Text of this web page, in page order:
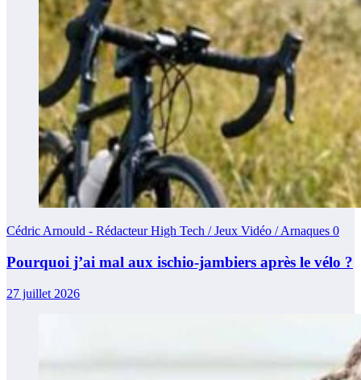
Cédric Arnould - Rédacteur High Tech / Jeux Vidéo / Arnaques 0
Pourquoi j’ai mal aux ischio-jambiers après le vélo ?
27 juillet 2026